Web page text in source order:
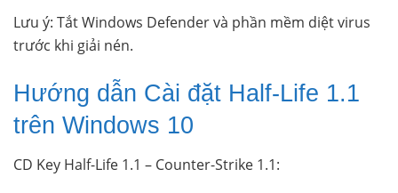
Lưu ý: Tắt Windows Defender và phần mềm diệt virus
trước khi giải nén.
Hướng dẫn Cài đặt Half-Life 1.1
trên Windows 10
CD Key Half-Life 1.1 – Counter-Strike 1.1: